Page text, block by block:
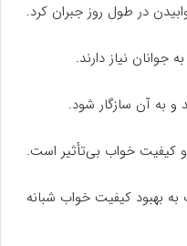
به بهبود کیفیت خواب شبانه